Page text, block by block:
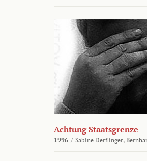
Achtung Staatsgrenze
1996 / Sabine Derflinger,